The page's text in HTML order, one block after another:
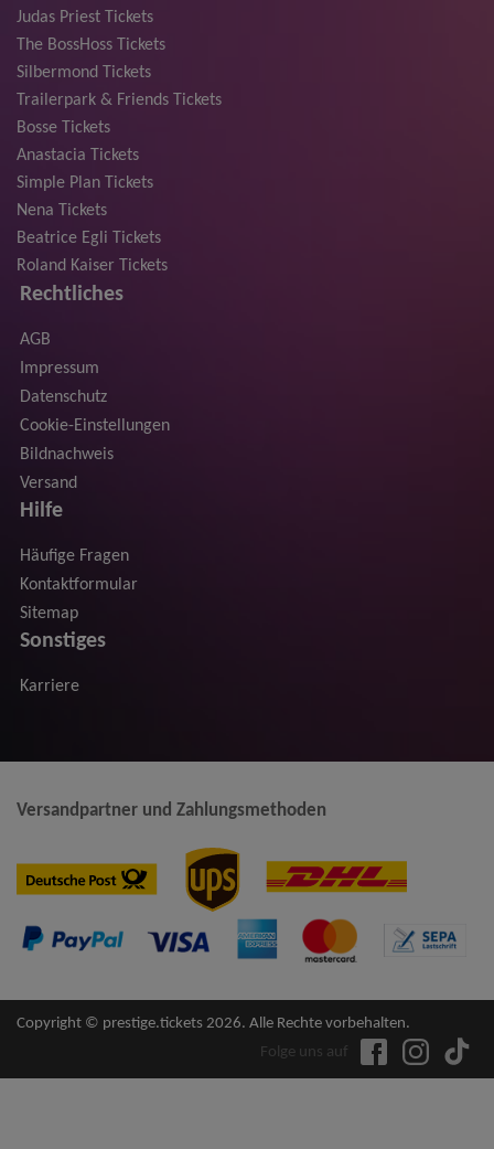
Judas Priest Tickets
The BossHoss Tickets
Silbermond Tickets
Trailerpark & Friends Tickets
Bosse Tickets
Anastacia Tickets
Simple Plan Tickets
Nena Tickets
Beatrice Egli Tickets
Roland Kaiser Tickets
Rechtliches
AGB
Impressum
Datenschutz
Cookie-Einstellungen
Bildnachweis
Versand
Hilfe
Häufige Fragen
Kontaktformular
Sitemap
Sonstiges
Karriere
Versandpartner und Zahlungsmethoden
Copyright © prestige.tickets 2026. Alle Rechte vorbehalten.
Folge uns auf